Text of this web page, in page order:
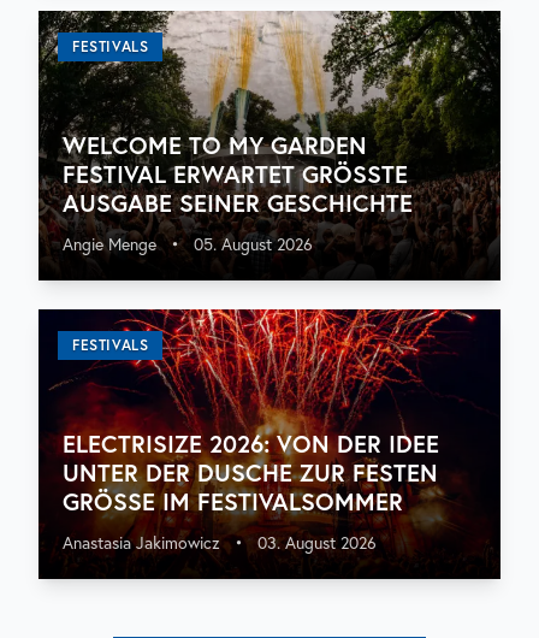
FESTIVALS
WELCOME TO MY GARDEN
FESTIVAL ERWARTET GRÖSSTE A
USGABE SEINER GESCHICHTE
Angie Menge • 05. August 2026
FESTIVALS
ELECTRISIZE 2026: VON DER IDEE
UNTER DER DUSCHE ZUR FESTEN
GRÖSSE IM FESTIVALSOMMER
Anastasia Jakimowicz • 03. August 2026